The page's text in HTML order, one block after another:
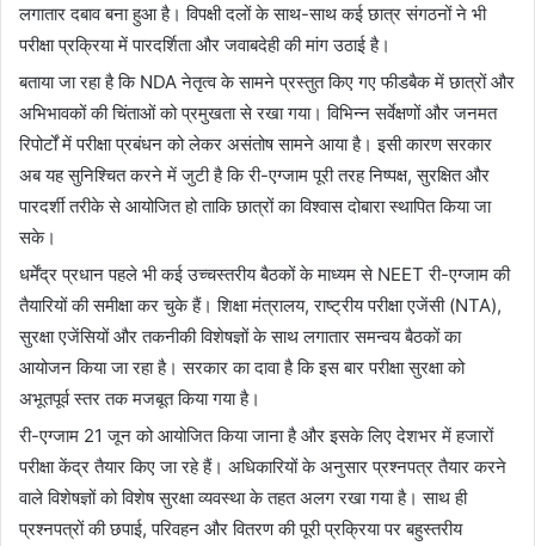
लगातार दबाव बना हुआ है। विपक्षी दलों के साथ-साथ कई छात्र संगठनों ने भी
परीक्षा प्रक्रिया में पारदर्शिता और जवाबदेही की मांग उठाई है।
बताया जा रहा है कि NDA नेतृत्व के सामने प्रस्तुत किए गए फीडबैक में छात्रों और
अभिभावकों की चिंताओं को प्रमुखता से रखा गया। विभिन्न सर्वेक्षणों और जनमत
रिपोर्टों में परीक्षा प्रबंधन को लेकर असंतोष सामने आया है। इसी कारण सरकार
अब यह सुनिश्चित करने में जुटी है कि री-एग्जाम पूरी तरह निष्पक्ष, सुरक्षित और
पारदर्शी तरीके से आयोजित हो ताकि छात्रों का विश्वास दोबारा स्थापित किया जा
सके।
धर्मेंद्र प्रधान पहले भी कई उच्चस्तरीय बैठकों के माध्यम से NEET री-एग्जाम की
तैयारियों की समीक्षा कर चुके हैं। शिक्षा मंत्रालय, राष्ट्रीय परीक्षा एजेंसी (NTA),
सुरक्षा एजेंसियों और तकनीकी विशेषज्ञों के साथ लगातार समन्वय बैठकों का
आयोजन किया जा रहा है। सरकार का दावा है कि इस बार परीक्षा सुरक्षा को
अभूतपूर्व स्तर तक मजबूत किया गया है।
री-एग्जाम 21 जून को आयोजित किया जाना है और इसके लिए देशभर में हजारों
परीक्षा केंद्र तैयार किए जा रहे हैं। अधिकारियों के अनुसार प्रश्नपत्र तैयार करने
वाले विशेषज्ञों को विशेष सुरक्षा व्यवस्था के तहत अलग रखा गया है। साथ ही
प्रश्नपत्रों की छपाई, परिवहन और वितरण की पूरी प्रक्रिया पर बहुस्तरीय